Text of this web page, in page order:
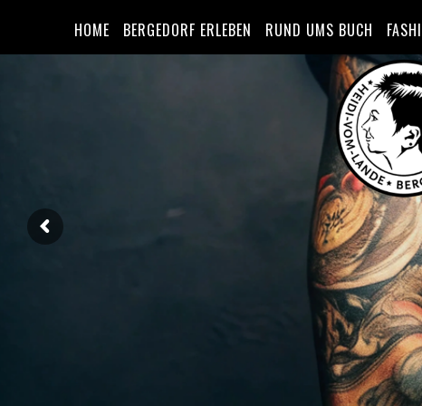
HOME BERGEDORF ERLEBEN RUND UMS BUCH